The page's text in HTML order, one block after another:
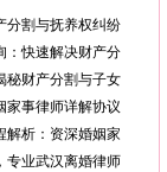
分割与抚养权纠纷
：快速解决财产分
秘财产分割与子女
家事律师详解协议
解析：资深婚姻家
专业武汉离婚律师